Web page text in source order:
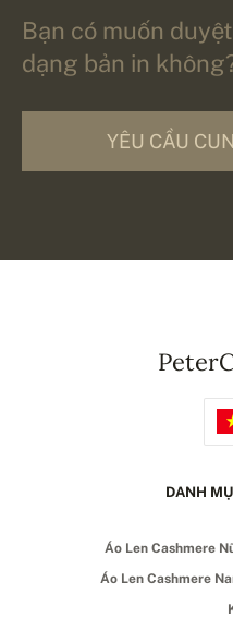
Bạn có muốn
dạng bản in
YÊU CẦU
DANH
Áo Len Cashmere
Áo Len Cashmere